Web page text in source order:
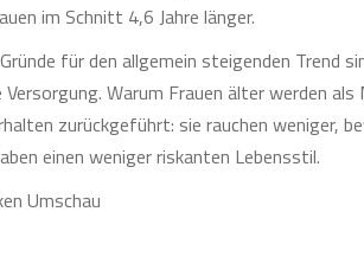
im Schnitt 4,6 Jahre länger.
für den allgemein steigenden Trend
Warum Frauen älter werden
zurückgeführt: sie rauchen weniger,
einen weniger riskanten Lebensstil.
Umschau